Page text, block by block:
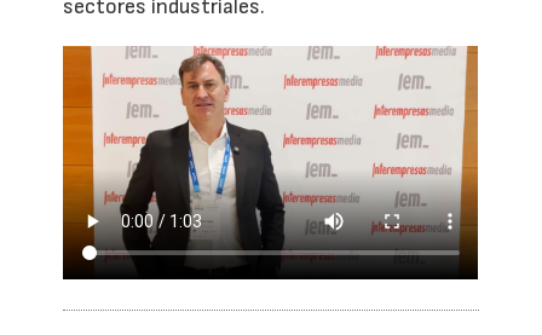
sectores industriales.